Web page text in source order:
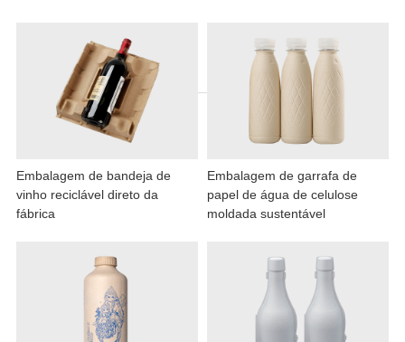
Embalagem de bandeja de
vinho reciclável direto da
fábrica
Embalagem de garrafa de
papel de água de celulose
moldada sustentável